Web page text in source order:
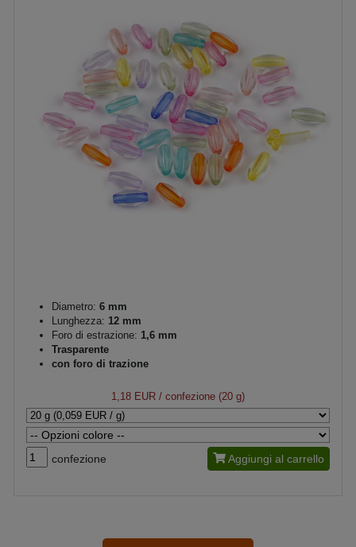
Diametro: 6 mm
Lunghezza: 12 mm
Foro di estrazione: 1,6 mm
Trasparente
con foro di trazione
1,18 EUR / confezione (20 g)
confezione Aggiungi al carrello